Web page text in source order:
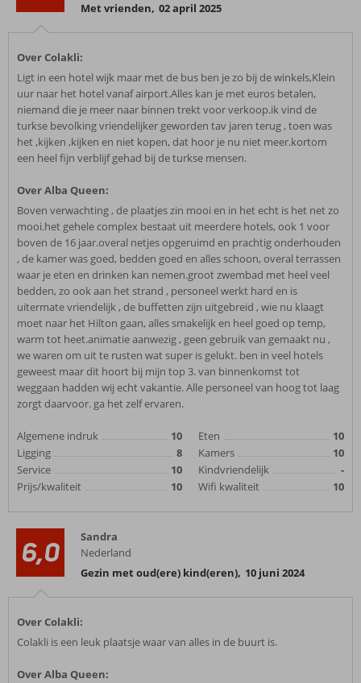
Met vrienden, 02 april 2025
Over Colakli:
Ligt in een hotel wijk maar met de bus ben je zo bij de winkels,Klein
uur naar het hotel vanaf airport.Alles kan je met euros betalen,
niemand die je meer naar binnen trekt voor verkoop.ik vind de
turkse bevolking vriendelijker geworden tav jaren terug , toen was
het ,kijken ,kijken en niet kopen, dat hoor je nu niet meer.kortom
een heel fijn verblijf gehad bij de turkse mensen.
Over Alba Queen:
Boven verwachting , de plaatjes zin mooi en in het echt is het net zo
mooi.het gehele complex bestaat uit meerdere hotels, ook 1 voor
boven de 16 jaar.overal netjes opgeruimd en prachtig onderhouden
, de kamer was goed, bedden goed en alles schoon, overal terrassen
waar je eten en drinken kan nemen.groot zwembad met heel veel
bedden, zo ook aan het strand , personeel werkt hard en is
uitermate vriendelijk , de buffetten zijn uitgebreid , wie nu klaagt
moet naar het Hilton gaan, alles smakelijk en heel goed op temp,
warm tot heet.animatie aanwezig , geen gebruik van gemaakt nu ,
we waren om uit te rusten wat super is gelukt. ben in veel hotels
geweest maar dit hoort bij mijn top 3. van binnenkomst tot
weggaan hadden wij echt vakantie. Alle personeel van hoog tot laag
zorgt daarvoor. ga het zelf ervaren.
Algemene indruk
10
Ligging
8
Service
10
Prijs/kwaliteit
10
Eten
10
Kamers
10
Kindvriendelijk
-
Wifi kwaliteit
10
6,0
Sandra
Nederland
Gezin met oud(ere) kind(eren), 10 juni 2024
Over Colakli:
Colakli is een leuk plaatsje waar van alles in de buurt is.
Over Alba Queen: